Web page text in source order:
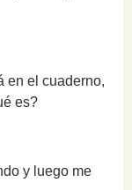
en el cuaderno,
es?
y luego me